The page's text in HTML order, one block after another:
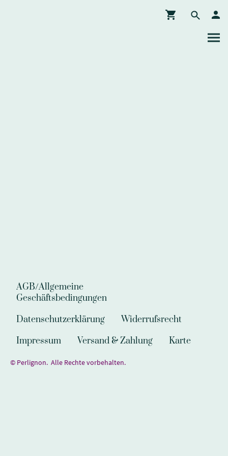
AGB/Allgemeine
Geschäftsbedingungen
Datenschutzerklärung
Widerrufsrecht
Impressum
Versand & Zahlung Karte
© Perlignon. Alle Rechte vorbehalten.